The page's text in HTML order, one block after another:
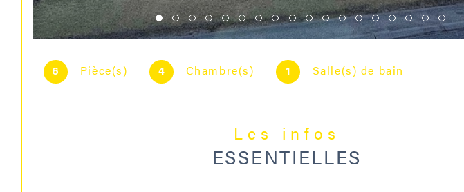
6 Pièce(s) 4 Chambre(s) 1 Salle(s) de bain
Les infos
ESSENTIELLES